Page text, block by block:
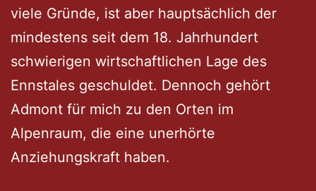
viele Gründe, ist aber hauptsächlich der
mindestens seit dem 18. Jahrhundert
schwierigen wirtschaftlichen Lage des
Ennstales geschuldet. Dennoch gehört
Admont für mich zu den Orten im
Alpenraum, die eine unerhörte
Anziehungskraft haben.